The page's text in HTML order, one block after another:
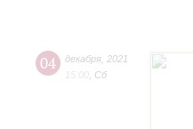
04 декабря 2021
15:00 Сб